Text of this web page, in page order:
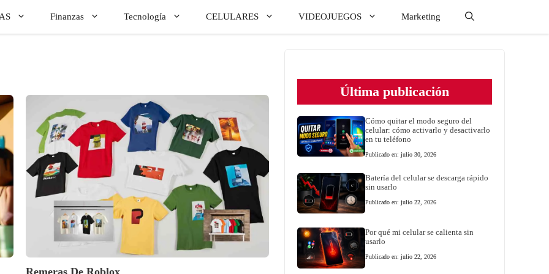
Finanzas Tecnología CELULARES VIDEOJUEGOS Marketing
Remeras De Roblox
Última publicación
Cómo quitar el modo seguro del
celular: cómo activarlo y desactivarlo
en tu teléfono
Publicado en: julio 30, 2026
Batería del celular se descarga rápido
sin usarlo
Publicado en: julio 22, 2026
Por qué mi celular se calienta sin
usarlo
Publicado en: julio 22, 2026